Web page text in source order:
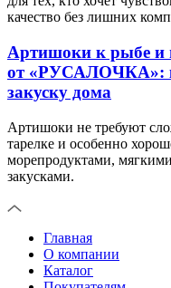
качество без лишних
Артишоки к рыбе и
от «РУСАЛОЧКА»:
закуску дома
Артишоки не требуют
тарелке и особенно
морепродуктами,
закусками.
Главная
О компании
Каталог